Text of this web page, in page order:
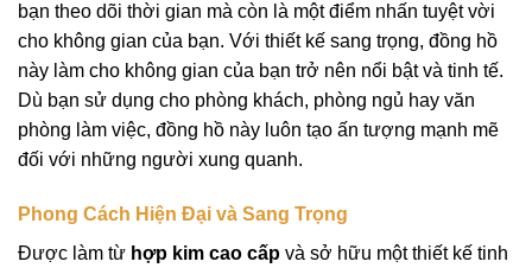
bạn theo dõi thời gian mà còn là một điểm nhấn tuyệt vời
cho không gian của bạn. Với thiết kế sang trọng, đồng hồ
này làm cho không gian của bạn trở nên nổi bật và tinh tế.
Dù bạn sử dụng cho phòng khách, phòng ngủ hay văn
phòng làm việc, đồng hồ này luôn tạo ấn tượng mạnh mẽ
đối với những người xung quanh.
Phong Cách Hiện Đại và Sang Trọng
Được làm từ hợp kim cao cấp và sở hữu một thiết kế tinh